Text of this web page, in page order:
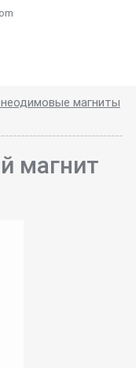
магниты
магнит